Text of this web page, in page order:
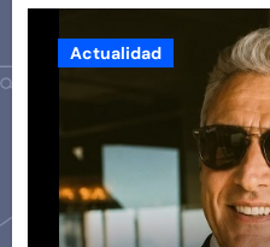
Actualidad